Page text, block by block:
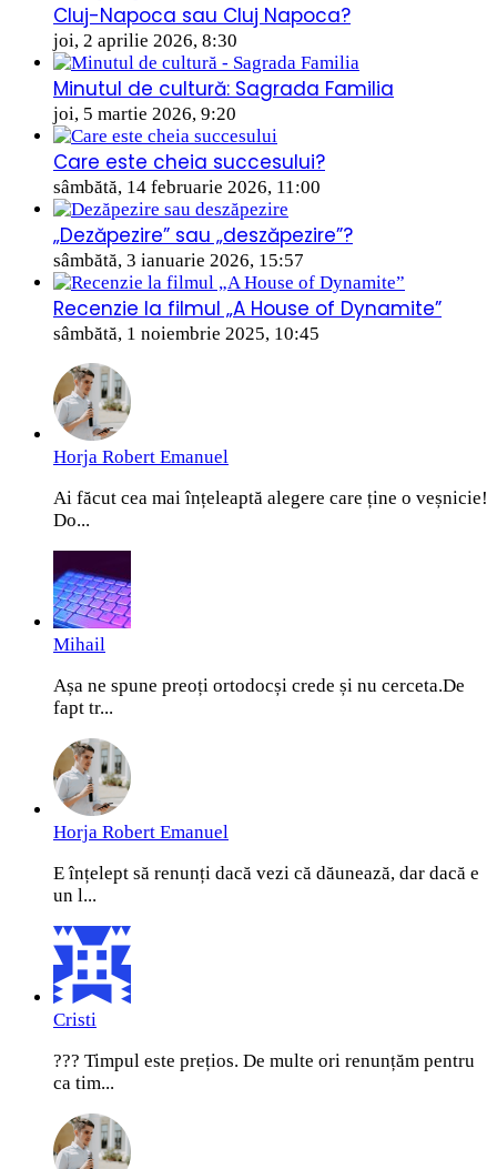
Cluj-Napoca sau Cluj Napoca?
joi, 2 aprilie 2026, 8:30
Minutul de cultură: Sagrada Familia
joi, 5 martie 2026, 9:20
Care este cheia succesului?
sâmbătă, 14 februarie 2026, 11:00
„Dezăpezire” sau „deszăpezire”?
sâmbătă, 3 ianuarie 2026, 15:57
Recenzie la filmul „A House of Dynamite”
sâmbătă, 1 noiembrie 2025, 10:45
Horja Robert Emanuel
Ai făcut cea mai înțeleaptă alegere care ține o veșnicie!
Do...
Mihail
Așa ne spune preoți ortodocși crede și nu cerceta.De
fapt tr...
Horja Robert Emanuel
E înțelept să renunți dacă vezi că dăunează, dar dacă e
un l...
Cristi
??? Timpul este prețios. De multe ori renunțăm pentru
ca tim...